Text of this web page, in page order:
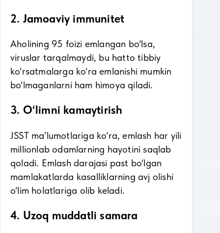
2. Jamoaviy immunitet
Aholining 95 foizi emlangan bo‘lsa,
viruslar tarqalmaydi, bu hatto tibbiy
ko‘rsatmalarga ko‘ra emlanishi mumkin
bo‘lmaganlarni ham himoya qiladi.
3. O‘limni kamaytirish
JSST ma’lumotlariga ko‘ra, emlash har yili
millionlab odamlarning hayotini saqlab
qoladi. Emlash darajasi past bo‘lgan
mamlakatlarda kasalliklarning avj olishi
o‘lim holatlariga olib keladi.
4. Uzoq muddatli samara